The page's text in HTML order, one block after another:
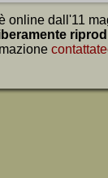
online dall'11